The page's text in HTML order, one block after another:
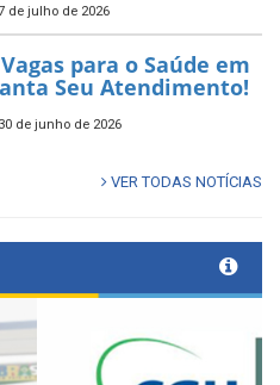
de julho de 2026
para o Saúde em
Seu Atendimento!
de junho de 2026
VER TODAS NOTÍCIAS